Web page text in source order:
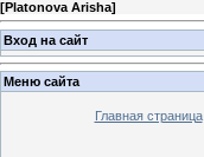
[Platonova Arisha]
Вход на сайт
Меню сайта
Главная страница